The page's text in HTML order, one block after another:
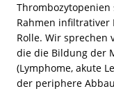
Rahmen infiltrativer
Rolle. Wir sprechen
die die Bildung der
(Lymphome, akute
der periphere